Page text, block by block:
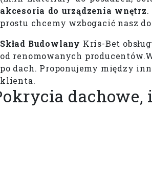
akcesoria do urządzenia wnętrz.
prostu chcemy wzbogacić nasz
Skład Budowlany Kris-Bet
od renomowanych producentów.
po dach. Proponujemy między
klienta.